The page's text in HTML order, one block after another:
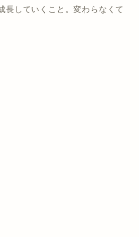
長していくこと。変わらなくて